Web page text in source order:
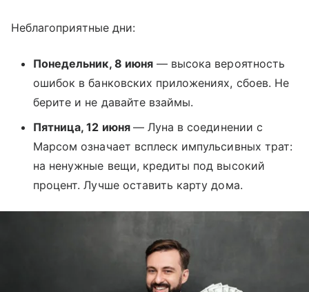
Неблагоприятные дни:
Понедельник, 8 июня— высока вероятность
ошибок в банковских приложениях, сбоев. Не
берите и не давайте взаймы.
Пятница, 12 июня — Луна в соединении с
Марсом означает всплеск импульсивных трат:
на ненужные вещи, кредиты под высокий
процент. Лучше оставить карту дома.